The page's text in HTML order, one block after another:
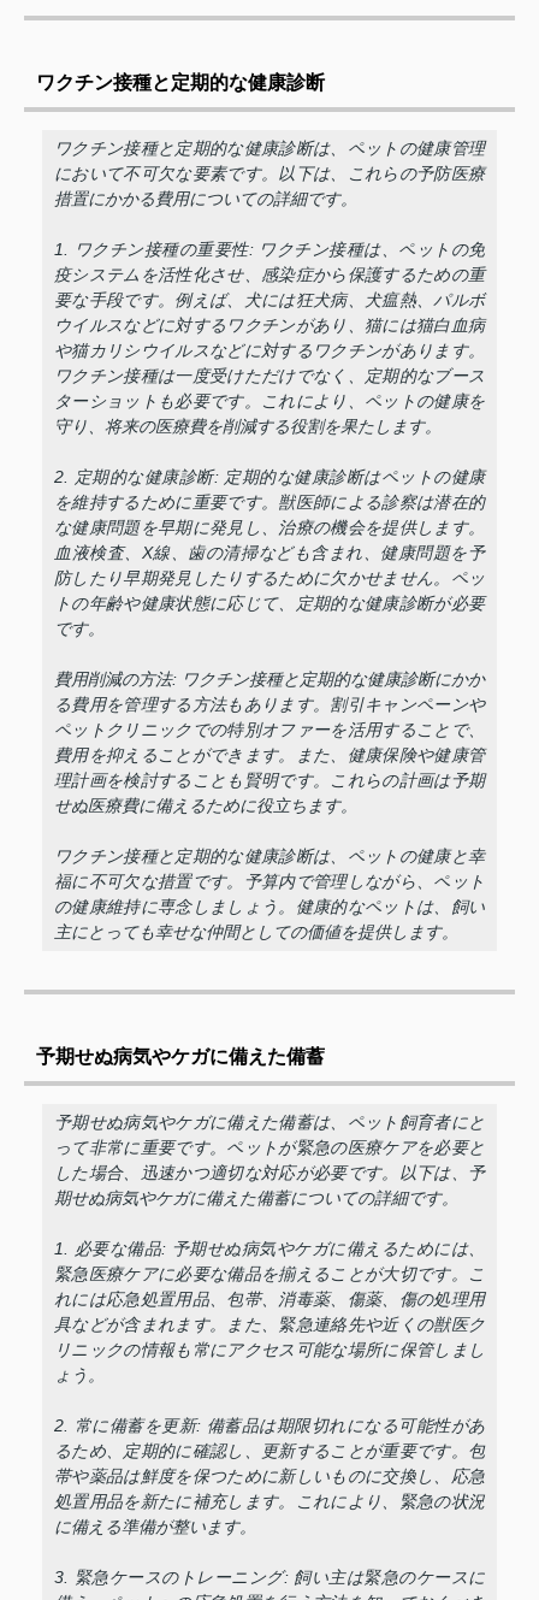
ワクチン接種と定期的な健康診断
ワクチン接種と定期的な健康診断は、ペットの健康管理
において不可欠な要素です。以下は、これらの予防医療
措置にかかる費用についての詳細です。
1. ワクチン接種の重要性: ワクチン接種は、ペットの免
疫システムを活性化させ、感染症から保護するための重
要な手段です。例えば、犬には狂犬病、犬瘟熱、パルボ
ウイルスなどに対するワクチンがあり、猫には猫白血病
や猫カリシウイルスなどに対するワクチンがあります。
ワクチン接種は一度受けただけでなく、定期的なブース
ターショットも必要です。これにより、ペットの健康を
守り、将来の医療費を削減する役割を果たします。
2. 定期的な健康診断: 定期的な健康診断はペットの健康
を維持するために重要です。獣医師による診察は潜在的
な健康問題を早期に発見し、治療の機会を提供します。
血液検査、X線、歯の清掃なども含まれ、健康問題を予
防したり早期発見したりするために欠かせません。ペッ
トの年齢や健康状態に応じて、定期的な健康診断が必要
です。
費用削減の方法: ワクチン接種と定期的な健康診断にかか
る費用を管理する方法もあります。割引キャンペーンや
ペットクリニックでの特別オファーを活用することで、
費用を抑えることができます。また、健康保険や健康管
理計画を検討することも賢明です。これらの計画は予期
せぬ医療費に備えるために役立ちます。
ワクチン接種と定期的な健康診断は、ペットの健康と幸
福に不可欠な措置です。予算内で管理しながら、ペット
の健康維持に専念しましょう。健康的なペットは、飼い
主にとっても幸せな仲間としての価値を提供します。
予期せぬ病気やケガに備えた備蓄
予期せぬ病気やケガに備えた備蓄は、ペット飼育者にと
って非常に重要です。ペットが緊急の医療ケアを必要と
した場合、迅速かつ適切な対応が必要です。以下は、予
期せぬ病気やケガに備えた備蓄についての詳細です。
1. 必要な備品: 予期せぬ病気やケガに備えるためには、
緊急医療ケアに必要な備品を揃えることが大切です。こ
れには応急処置用品、包帯、消毒薬、傷薬、傷の処理用
具などが含まれます。また、緊急連絡先や近くの獣医ク
リニックの情報も常にアクセス可能な場所に保管しまし
ょう。
2. 常に備蓄を更新: 備蓄品は期限切れになる可能性があ
るため、定期的に確認し、更新することが重要です。包
帯や薬品は鮮度を保つために新しいものに交換し、応急
処置用品を新たに補充します。これにより、緊急の状況
に備える準備が整います。
3. 緊急ケースのトレーニング: 飼い主は緊急のケースに